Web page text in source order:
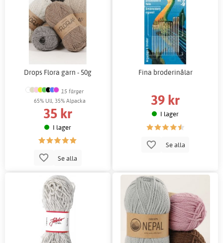
Drops Flora garn - 50g
15 färger
65% Ull, 35% Alpacka
35 kr
I lager
Se alla
Fina broderinålar
39 kr
I lager
Se alla